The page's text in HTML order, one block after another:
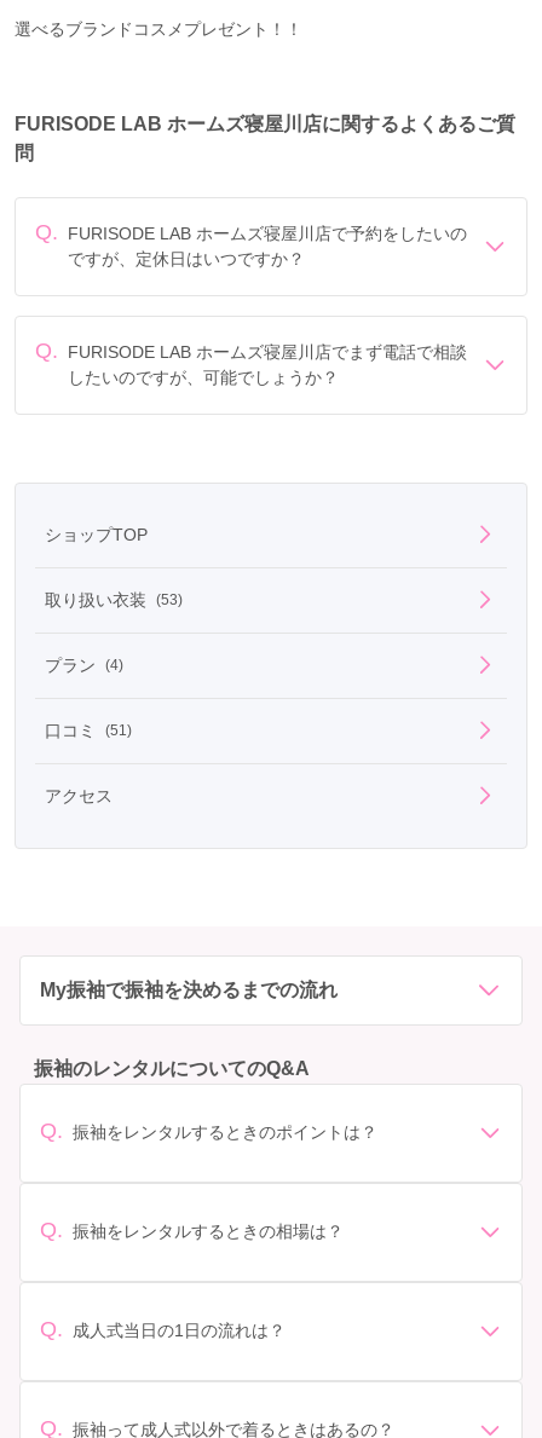
選べるブランドコスメプレゼント！！
FURISODE LAB ホームズ寝屋川店に関するよくあるご質
問
Q.
FURISODE LAB ホームズ寝屋川店で予約をしたいの
ですが、定休日はいつですか？
Q.
FURISODE LAB ホームズ寝屋川店でまず電話で相談
したいのですが、可能でしょうか？
ショップTOP
取り扱い衣装 (53)
プラン (4)
口コミ (51)
アクセス
My振袖で振袖を決めるまでの流れ
振袖のレンタルについてのQ&A
Q. 振袖をレンタルするときのポイントは？
があります。 サイズ選び: 自分の体型に合ったサイズを
ンタル料金に含まれるもの（小物や帯、草履など）を確
っかり確認しておく必要があります。 お店選び: 評判や
しょう。
Q. 振袖をレンタルするときの相場は？
されています。 高級なものやブランド物になると、それ
Q. 成人式当日の1日の流れは？
人式: 一般的に午前中に成人式が行わる場合が多いです
Q. 振袖って成人式以外で着るときはあるの？